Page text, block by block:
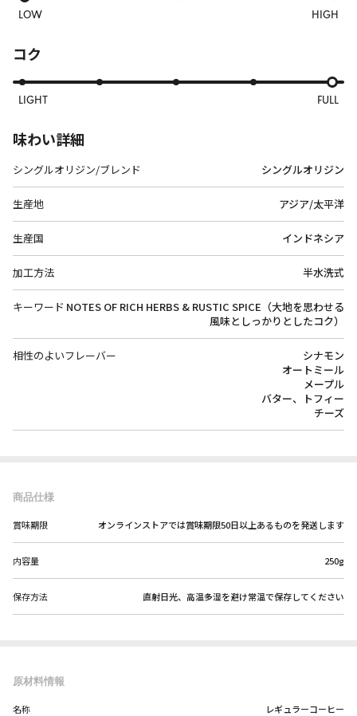
LOW HIGH
コク
LIGHT FULL
味わい詳細
シングルオリジン/ブレンド シングルオリジン
生産地 アジア/太平洋
生産国 インドネシア
加工方法 半水洗式
キーワード NOTES OF RICH HERBS & RUSTIC SPICE（大地を思わせる
風味としっかりとしたコク）
相性のよいフレーバー
シナモン
オートミール
メープル
バター、トフィー
チーズ
商品仕様
賞味期限 オンラインストアでは賞味期限50日以上あるものを発送します
内容量 250g
保存方法 直射日光、高温多湿を避け常温で保存してください
原材料情報
名称 レギュラーコーヒー